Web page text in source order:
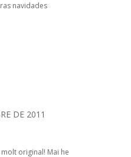
navidades
DE 2011
original! Mai he